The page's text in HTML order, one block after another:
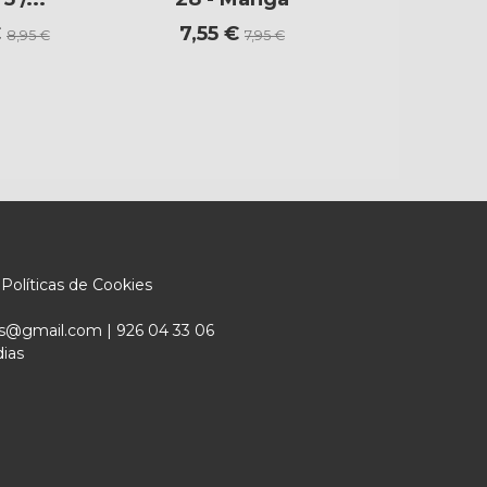
8,95 €
7,55 €7,95 €
Políticas de Cookies
| 926 04 33 06